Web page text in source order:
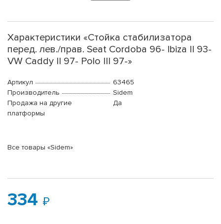
Характеристики «Стойка стабилизатора
перед. лев./прав. Seat Cordoba 96- Ibiza II 93-
VW Caddy II 97- Polo III 97-»
Артикул
63465
Производитель
Sidem
Продажа на другие
платформы
Да
Все товары «Sidem»
334